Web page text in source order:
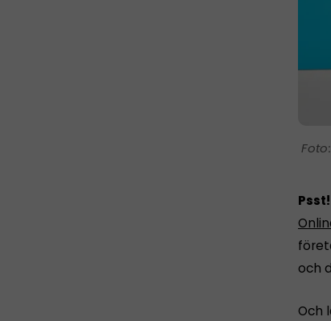
Psst!
och
Och